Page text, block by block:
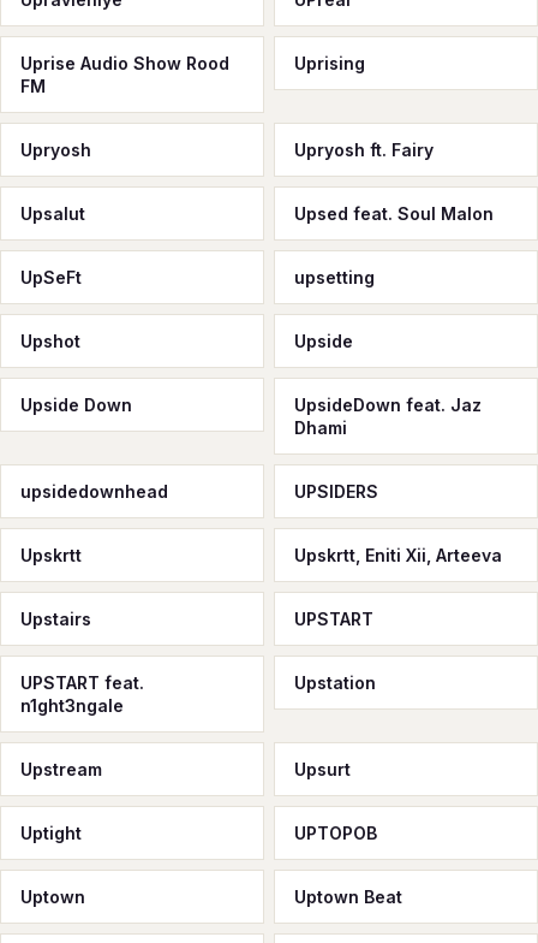
Uprise Audio Show Rood
FM
Uprising
Upryosh Upryosh ft. Fairy
Upsalut Upsed feat. Soul Malon
UpSeFt upsetting
Upshot Upside
Upside Down
UpsideDown feat. Jaz
Dhami
upsidedownhead UPSIDERS
Upskrtt Upskrtt, Eniti Xii, Arteeva
Upstairs UPSTART
UPSTART feat.
n1ght3ngale
Upstation
Upstream Upsurt
Uptight UPTOPOB
Uptown Uptown Beat